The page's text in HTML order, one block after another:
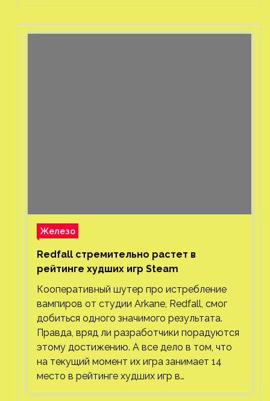
Железо
Redfall стремительно растет в
рейтинге худших игр Steam
Кооперативный шутер про истребление
вампиров от студии Arkane, Redfall, смог
добиться одного значимого результата.
Правда, вряд ли разработчики порадуются
этому достижению. А все дело в том, что
на текущий момент их игра занимает 14
место в рейтинге худших игр в…